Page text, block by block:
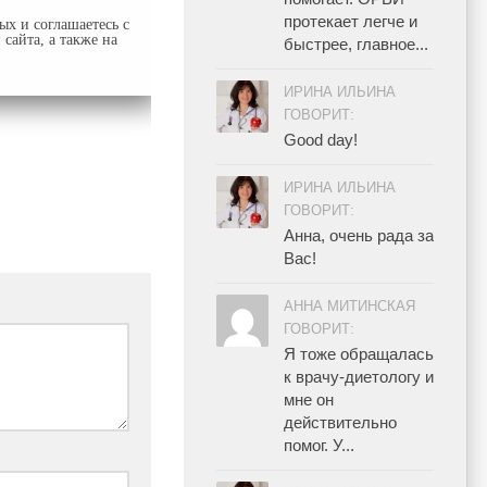
и соглашаетесь с
а также на
протекает легче и
быстрее, главное...
ИРИНА ИЛЬИНА
ГОВОРИТ:
Good day!
ИРИНА ИЛЬИНА
ГОВОРИТ:
Анна, очень рада за
Вас!
АННА МИТИНСКАЯ
ГОВОРИТ:
Я тоже обращалась
к врачу-диетологу и
мне он
действительно
помог. У...